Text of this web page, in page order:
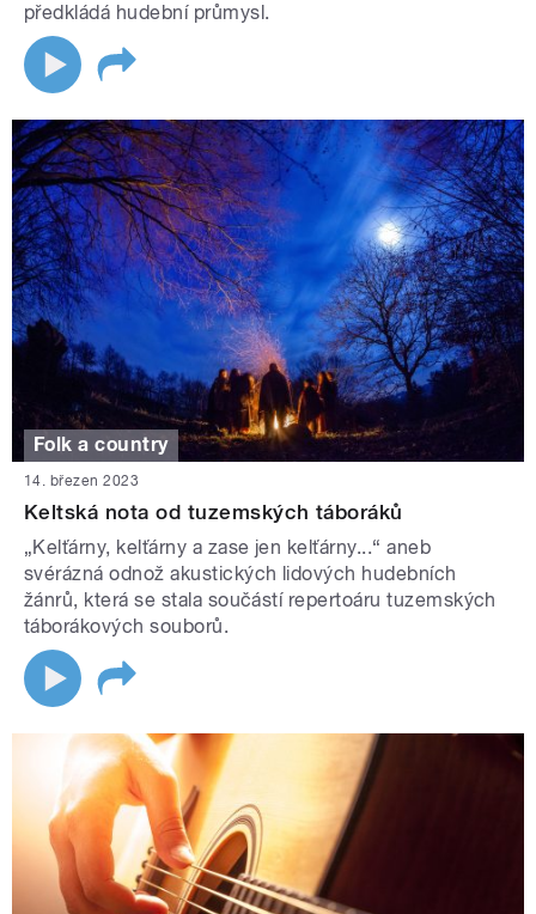
předkládá hudební průmysl.
Folk a country
14. březen 2023
Keltská nota od tuzemských táboráků
„Kelťárny, kelťárny a zase jen kelťárny...“ aneb
svérázná odnož akustických lidových hudebních
žánrů, která se stala součástí repertoáru tuzemských
táborákových souborů.